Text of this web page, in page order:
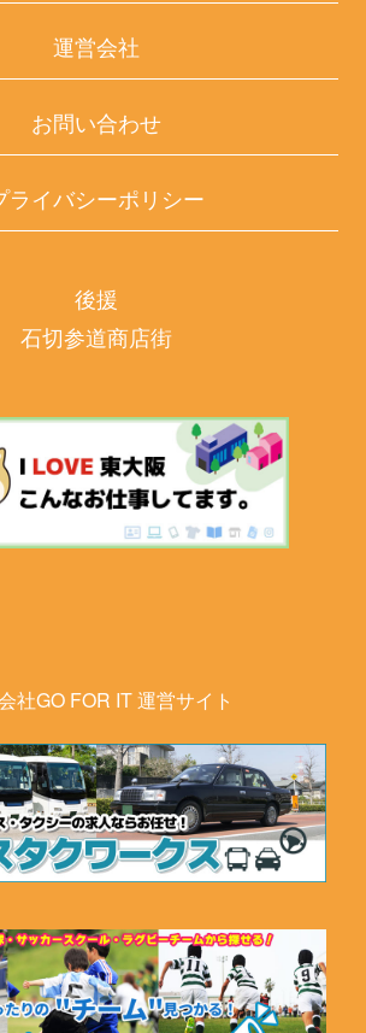
運営会社
お問い合わせ
ライバシーポリシー
後援
石切参道商店街
社GO FOR IT 運営サイト